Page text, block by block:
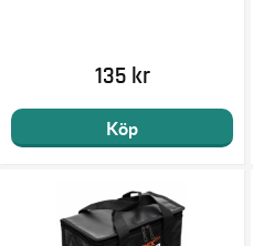
135 kr
Köp